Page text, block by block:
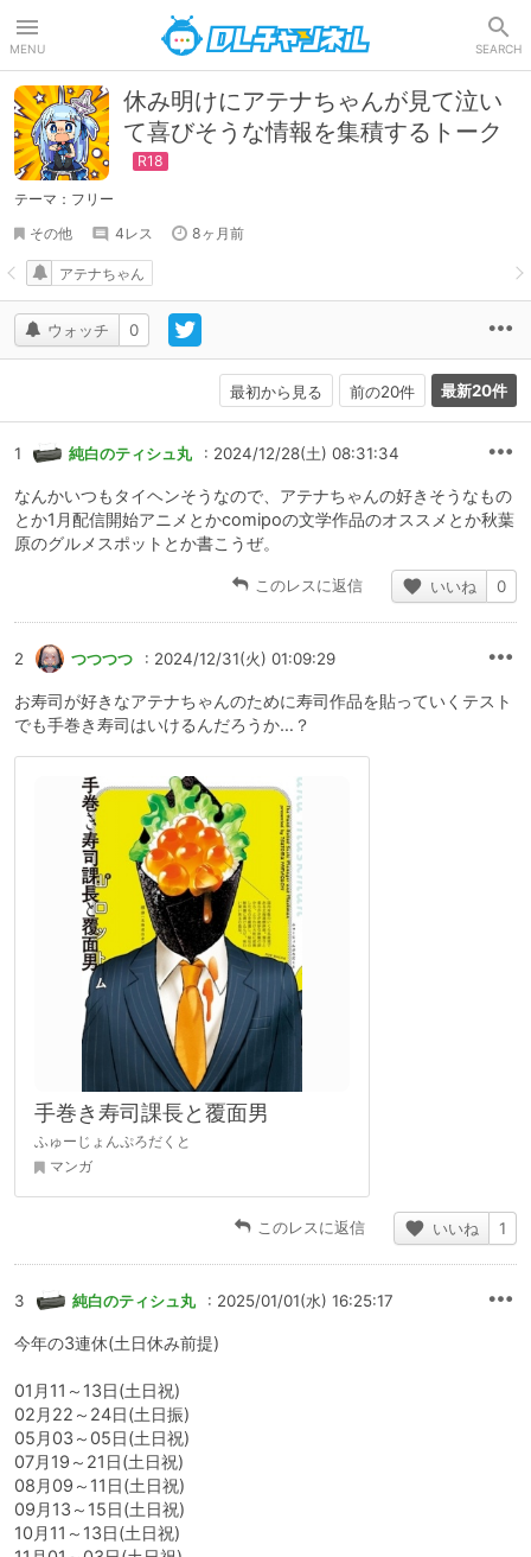
MENU SEARCH
休み明けにアテナちゃんが見て泣い
て喜びそうな情報を集積するトーク
テーマ：フリー
その他
4レス 8ヶ月前
ウォッチ 0
アテナちゃん
最初から見る 前の20件 最新20件
1 純白のティシュ丸 : 2024/12/28(土) 08:31:34
なんかいつもタイヘンそうなので、アテナちゃんの好きそうなもの
とか1月配信開始アニメとかcomipoの文学作品のオススメとか秋葉
原のグルメスポットとか書こうぜ。
このレスに返信 いいね 0
2 つつつつ : 2024/12/31(火) 01:09:29
お寿司が好きなアテナちゃんのために寿司作品を貼っていくテスト
でも手巻き寿司はいけるんだろうか…？
手巻き寿司課長と覆面男
ふゅーじょんぷろだくと
マンガ
このレスに返信 いいね 1
3 純白のティシュ丸 : 2025/01/01(水) 16:25:17
今年の3連休(土日休み前提)
01月11～13日(土日祝)
02月22～24日(土日振)
05月03～05日(土日祝)
07月19～21日(土日祝)
08月09～11日(土日祝)
09月13～15日(土日祝)
10月11～13日(土日祝)